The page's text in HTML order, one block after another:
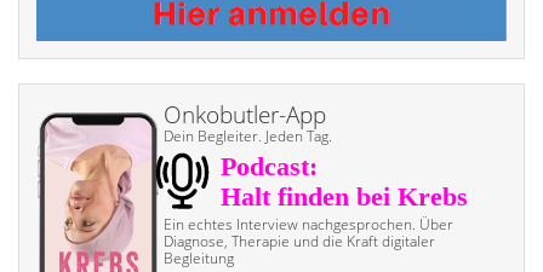
Onkobutler-App
Dein Begleiter. Jeden Tag.
Ein echtes Interview nach­gesprochen. Über
Diagnose, Therapie und die Kraft digitaler
Begleitung